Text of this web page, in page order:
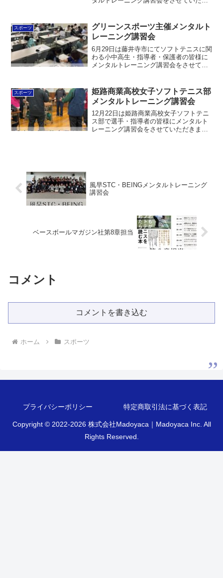
ルディングをテーマとして実際に身体を
動かしてトレーニング...
スポーツ
グリーンスポーツ主催メンタルト
レーニング講習会
6月29日は藤井寺市にてソフトテニスに関
わる小中高生・指導者・保護者の皆様に
メンタルトレーニング講習会をさせてい
クと日常でのトレーニング方法を扱いま
した。少しでも力に...
スポーツ
姫路商業高校女子ソフトテニス部
メンタルトレーニング講習会
12月22日は姫路商業高校女子ソフトテニ
ス部で選手・指導者の皆様にメンタルト
レーニング講習会をさせていただきまし
風早STC・BEINGメンタルトレーニング
講習会
ベースボールマガジン社第8章担当
コメント
コメントを書き込む
ホーム スポーツ
プライバシーポリシー 特定商取引法に基づく表記
Copyright © 2022-2026 株式会社Madoyaca｜Madoyaca Inc. All
Rights Reserved.